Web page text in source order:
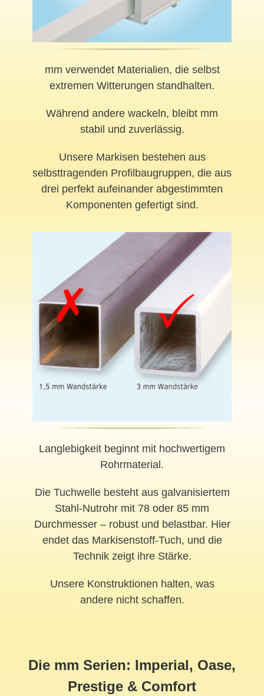
mm verwendet Materialien, die selbst
extremen Witterungen standhalten.
Während andere wackeln, bleibt mm
stabil und zuverlässig.
Unsere Markisen bestehen aus
selbsttragenden Profilbaugruppen, die aus
drei perfekt aufeinander abgestimmten
Komponenten gefertigt sind.
Langlebigkeit beginnt mit hochwertigem
Rohrmaterial.
Die Tuchwelle besteht aus galvanisiertem
Stahl-Nutrohr mit 78 oder 85 mm
Durchmesser – robust und belastbar. Hier
endet das Markisenstoff-Tuch, und die
Technik zeigt ihre Stärke.
Unsere Konstruktionen halten, was
andere nicht schaffen.
Die mm Serien: Imperial, Oase,
Prestige & Comfort